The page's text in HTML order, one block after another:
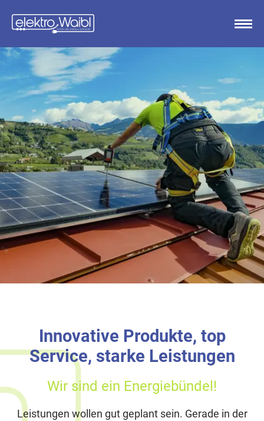
Innovative Produkte, top
Service, starke Leistungen
Wir sind ein Energiebündel!
Leistungen wollen gut geplant sein. Gerade in der